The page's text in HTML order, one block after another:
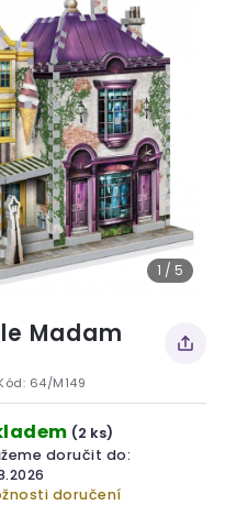
1 / 5
Madam
64/M149
(2 ks)
doručit do:
doručení